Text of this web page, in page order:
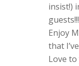
insist!)
guests!!!
Enjoy
that
Love